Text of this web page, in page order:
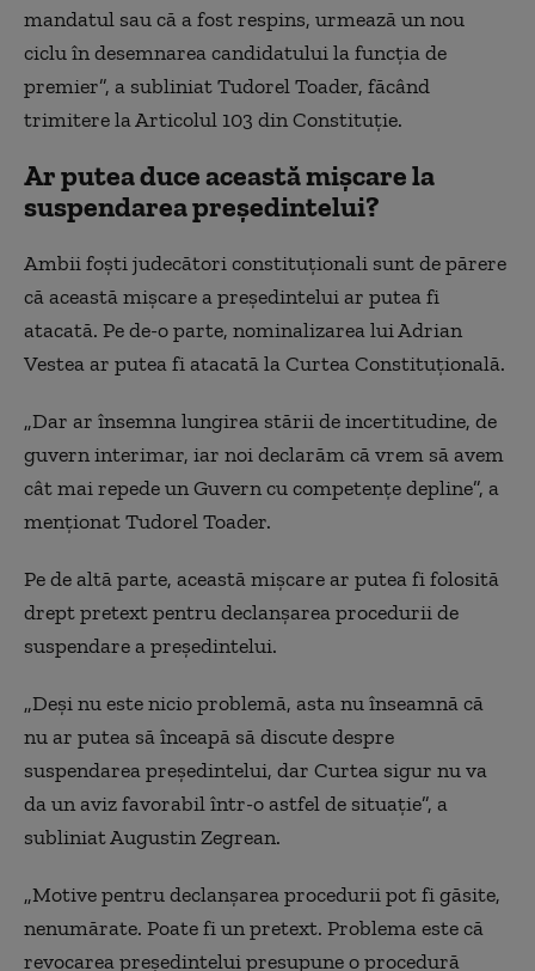
mandatul sau că a fost respins, urmează un nou
ciclu în desemnarea candidatului la funcția de
premier”, a subliniat Tudorel Toader, făcând
trimitere la Articolul 103 din Constituție.
Ar putea duce această mișcare la
suspendarea președintelui?
Ambii foști judecători constituționali sunt de părere
că această mișcare a președintelui ar putea fi
atacată. Pe de-o parte, nominalizarea lui Adrian
Vestea ar putea fi atacată la Curtea Constituțională.
„Dar ar însemna lungirea stării de incertitudine, de
guvern interimar, iar noi declarăm că vrem să avem
cât mai repede un Guvern cu competențe depline”, a
menționat Tudorel Toader.
Pe de altă parte, această mișcare ar putea fi folosită
drept pretext pentru declanșarea procedurii de
suspendare a președintelui.
„Deși nu este nicio problemă, asta nu înseamnă că
nu ar putea să înceapă să discute despre
suspendarea președintelui, dar Curtea sigur nu va
da un aviz favorabil într-o astfel de situație”, a
subliniat Augustin Zegrean.
„Motive pentru declanșarea procedurii pot fi găsite,
nenumărate. Poate fi un pretext. Problema este că
revocarea președintelui presupune o procedură